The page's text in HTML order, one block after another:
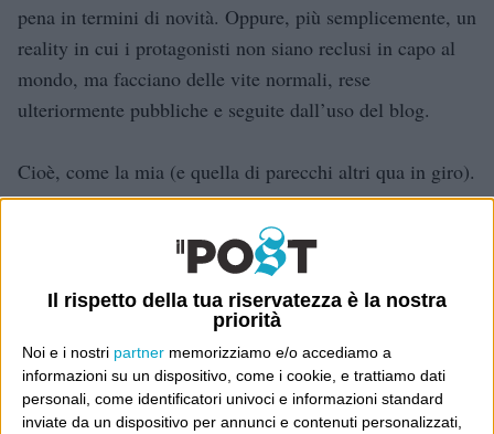
Il rispetto della tua riservatezza è la nostra
priorità
Noi e i nostri partner memorizziamo e/o accediamo a
informazioni su un dispositivo, come i cookie, e trattiamo dati
personali, come identificatori univoci e informazioni standard
inviate da un dispositivo per annunci e contenuti personalizzati,
pena in termini di novità. Oppure, più semplicemente, un
reality in cui i protagonisti non siano reclusi in capo al
mondo, ma facciano delle vite normali, rese
ulteriormente pubbliche e seguite dall’uso del blog.
Cioè, come la mia (e quella di parecchi altri qua in giro).
Siamo in un reality
Dove sei?
Wittgenstein è il blog di Luca Sofri, il fondatore e
direttore editoriale del giornale online il Post. Forse
sei qui perché conosci già il Post, o forse sei
capitato qui per altri giri.